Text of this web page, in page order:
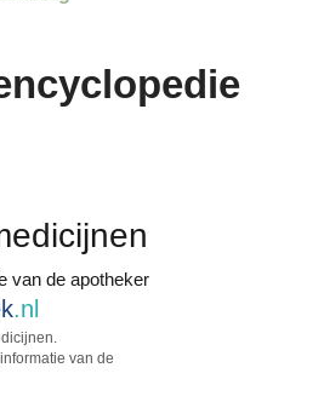
van de apotheker
.nl
van de